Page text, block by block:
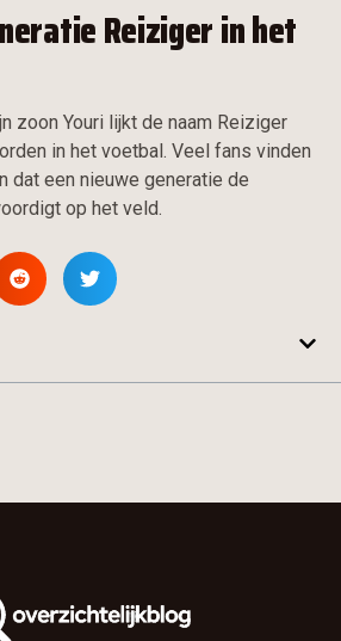
Reiziger in het
zoon Youri lijkt de naam Reiziger
in het voetbal. Veel fans vinden
dat een nieuwe generatie de
op het veld.